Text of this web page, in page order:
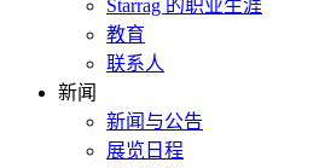
Starrag 的职业生涯
教育
联系人
新闻
新闻与公告
展览日程